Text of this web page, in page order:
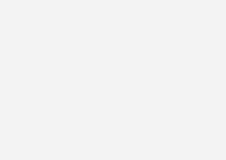
unter anderem einen Messbereich für
400 V, für Wechselstrom von 2 bis
von 80 W bis 3800 kW. Der integrierte
sekündliche Datenaufzeichnung über
einem Jahr. Für den Betrieb ist keine
erforderlich, da die Messung über
erfolgt. Das Gerät mit